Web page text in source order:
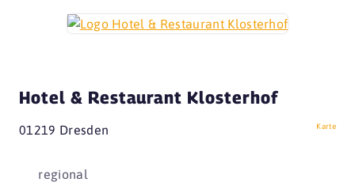
Hotel & Restaurant Klosterhof
01219 Dresden Karte
regional